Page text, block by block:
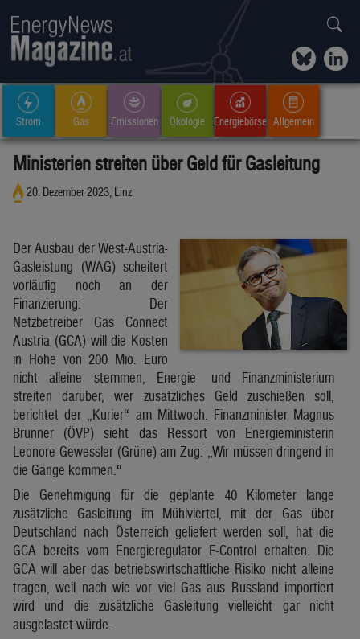
Strom Gas Emissionen Ökologie Energiebörse Allgemein
Ministerien streiten über Geld für Gasleitung
20. Dezember 2023, Linz
Der Ausbau der West-Austria-
Gasleistung (WAG) scheitert
vorläufig noch an der
Finanzierung: Der
Netzbetreiber Gas Connect
Austria (GCA) will die Kosten
in Höhe von 200 Mio. Euro
nicht alleine stemmen, Energie- und Finanzministerium
streiten darüber, wer zusätzliches Geld zuschießen soll,
berichtet der „Kurier“ am Mittwoch. Finanzminister Magnus
Brunner (ÖVP) sieht das Ressort von Energieministerin
Leonore Gewessler (Grüne) am Zug: „Wir müssen dringend in
die Gänge kommen.“
Die Genehmigung für die geplante 40 Kilometer lange
zusätzliche Gasleitung im Mühlviertel, mit der Gas über
Deutschland nach Österreich geliefert werden soll, hat die
GCA bereits vom Energieregulator E-Control erhalten. Die
GCA will aber das betriebswirtschaftliche Risiko nicht alleine
tragen, weil nach wie vor viel Gas aus Russland importiert
wird und die zusätzliche Gasleitung vielleicht gar nicht
ausgelastet würde.